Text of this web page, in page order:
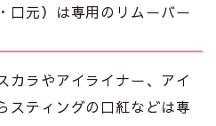
口元）は専用のリムーバー
カラやアイライナー、アイ
スティングの口紅などは専